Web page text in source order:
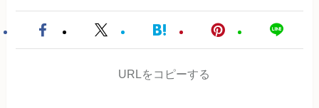
URLをコピーする